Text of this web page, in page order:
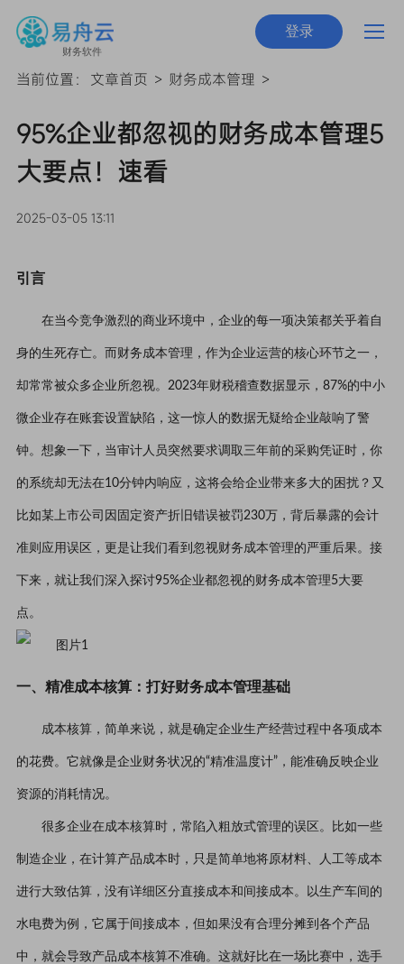
财务软件
登录
当前位置： 文章首页 > 财务成本管理 >
95%企业都忽视的财务成本管理5
大要点！速看
2025-03-05 13:11
引言
在当今竞争激烈的商业环境中，企业的每一项决策都关乎着自
身的生死存亡。而财务成本管理，作为企业运营的核心环节之一，
却常常被众多企业所忽视。2023年财税稽查数据显示，87%的中小
微企业存在账套设置缺陷，这一惊人的数据无疑给企业敲响了警
钟。想象一下，当审计人员突然要求调取三年前的采购凭证时，你
的系统却无法在10分钟内响应，这将会给企业带来多大的困扰？又
比如某上市公司因固定资产折旧错误被罚230万，背后暴露的会计
准则应用误区，更是让我们看到忽视财务成本管理的严重后果。接
下来，就让我们深入探讨95%企业都忽视的财务成本管理5大要
点。
一、精准成本核算：打好财务成本管理基础
成本核算，简单来说，就是确定企业生产经营过程中各项成本
的花费。它就像是企业财务状况的“精准温度计”，能准确反映企业
资源的消耗情况。
很多企业在成本核算时，常陷入粗放式管理的误区。比如一些
制造企业，在计算产品成本时，只是简单地将原材料、人工等成本
进行大致估算，没有详细区分直接成本和间接成本。以生产车间的
水电费为例，它属于间接成本，但如果没有合理分摊到各个产品
中，就会导致产品成本核算不准确。这就好比在一场比赛中，选手